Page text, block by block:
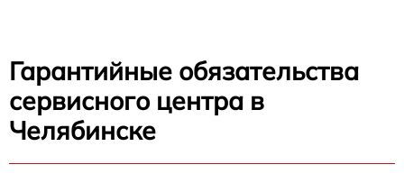
Гарантийные обязательства
сервисного центра в
Челябинске